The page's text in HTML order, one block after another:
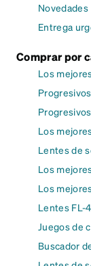
Novedades
Entrega
Comprar por
Los
Los
Lentes de
Los
Los
Lentes FL-
Juegos de
Buscador